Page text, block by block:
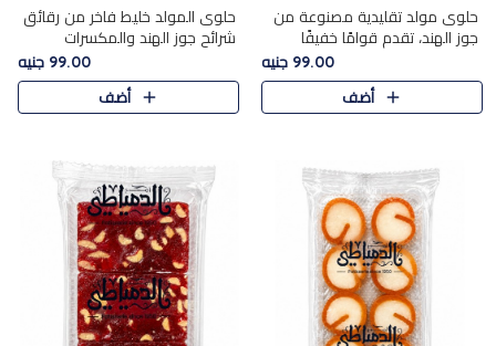
حلوى مولد تقليدية مصنوعة من
جوز الهند، تقدم قوامًا خفيفًا
ونكهة شرقية أصيلة تجسد روح
الـموسم الأعياد.
99.00 جنيه
أضف
حلوى المولد خليط فاخر من رقائق
شرائح جوز الهند والمكسرات
المحمصة، متماسك بشراب حلاوة
الكراميل الخفيفة ليمنحك قرمشة
غنية ومذاقًا شرقيًا أصيلً..
99.00 جنيه
أضف